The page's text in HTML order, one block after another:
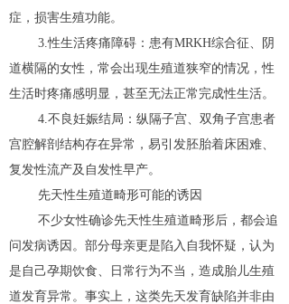
症，损害生殖功能。
3.性生活疼痛障碍：患有MRKH综合征、阴
道横隔的女性，常会出现生殖道狭窄的情况，性
生活时疼痛感明显，甚至无法正常完成性生活。
4.不良妊娠结局：纵隔子宫、双角子宫患者
宫腔解剖结构存在异常，易引发胚胎着床困难、
复发性流产及自发性早产。
先天性生殖道畸形可能的诱因
不少女性确诊先天性生殖道畸形后，都会追
问发病诱因。部分母亲更是陷入自我怀疑，认为
是自己孕期饮食、日常行为不当，造成胎儿生殖
道发育异常。事实上，这类先天发育缺陷并非由